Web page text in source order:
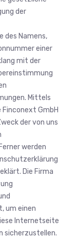
der
des Namens,
einer
mit der
Mittels
GmbH
der von uns
werden
Die Firma
um einen
Internetseite
sicherzustellen.